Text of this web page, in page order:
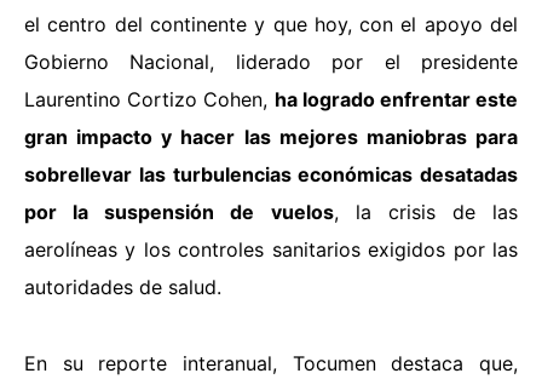
el centro del continente y que hoy, con el apoyo del
Gobierno Nacional, liderado por el presidente
Laurentino Cortizo Cohen, ha logrado enfrentar este
gran impacto y hacer las mejores maniobras para
sobrellevar las turbulencias económicas desatadas
por la suspensión de vuelos, la crisis de las
aerolíneas y los controles sanitarios exigidos por las
autoridades de salud.
En su reporte interanual, Tocumen destaca que,